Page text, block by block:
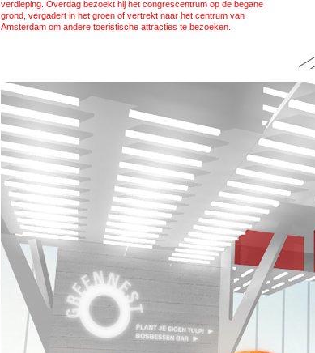
verdieping. Overdag bezoekt hij het congrescentrum op de begane
grond, vergadert in het groen of vertrekt naar het centrum van
Amsterdam om andere toeristische attracties te bezoeken.